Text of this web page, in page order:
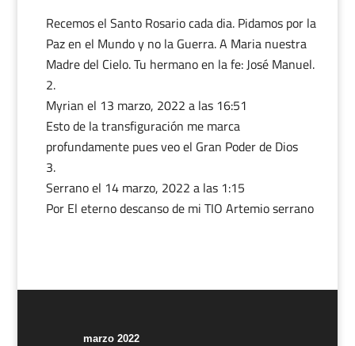
Recemos el Santo Rosario cada dia. Pidamos por la
Paz en el Mundo y no la Guerra. A Maria nuestra
Madre del Cielo. Tu hermano en la fe: José Manuel.
Myrian el 13 marzo, 2022 a las 16:51
Esto de la transfiguración me marca
profundamente pues veo el Gran Poder de Dios
Serranoel 14 marzo, 2022 a las 1:15
Por El eterno descanso de mi TIO Artemio serrano
marzo 2022